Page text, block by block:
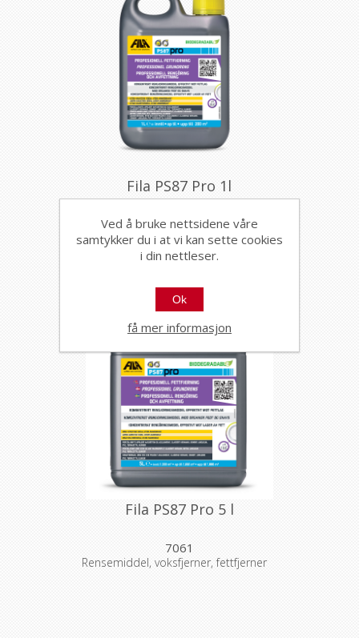
Fila PS87 Pro 1l
7060
Rensemiddel, voksfjerner, fettfjerner
Fila PS87 Pro 5 l
7061
Rensemiddel, voksfjerner, fettfjerner
Ved å bruke nettsidene våre
samtykker du i at vi kan sette cookies
i din nettleser.
Ok
få mer informasjon